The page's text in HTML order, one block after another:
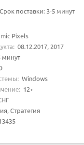
Срок поставки: 3-5 минут
Pixels
08.12.2017, 2017
минут
Windows
12+
Стратегия